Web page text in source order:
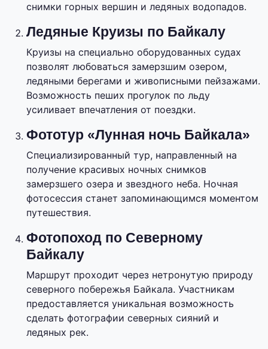
снимки горных вершин и ледяных водопадов.
Ледяные Круизы по Байкалу
Круизы на специально оборудованных судах
позволят любоваться замерзшим озером,
ледяными берегами и живописными пейзажами.
Возможность пеших прогулок по льду
усиливает впечатления от поездки.
Фототур «Лунная ночь Байкала»
Специализированный тур, направленный на
получение красивых ночных снимков
замерзшего озера и звездного неба. Ночная
фотосессия станет запоминающимся моментом
путешествия.
Фотопоход по Северному
Байкалу
Маршрут проходит через нетронутую природу
северного побережья Байкала. Участникам
предоставляется уникальная возможность
сделать фотографии северных сияний и
ледяных рек.